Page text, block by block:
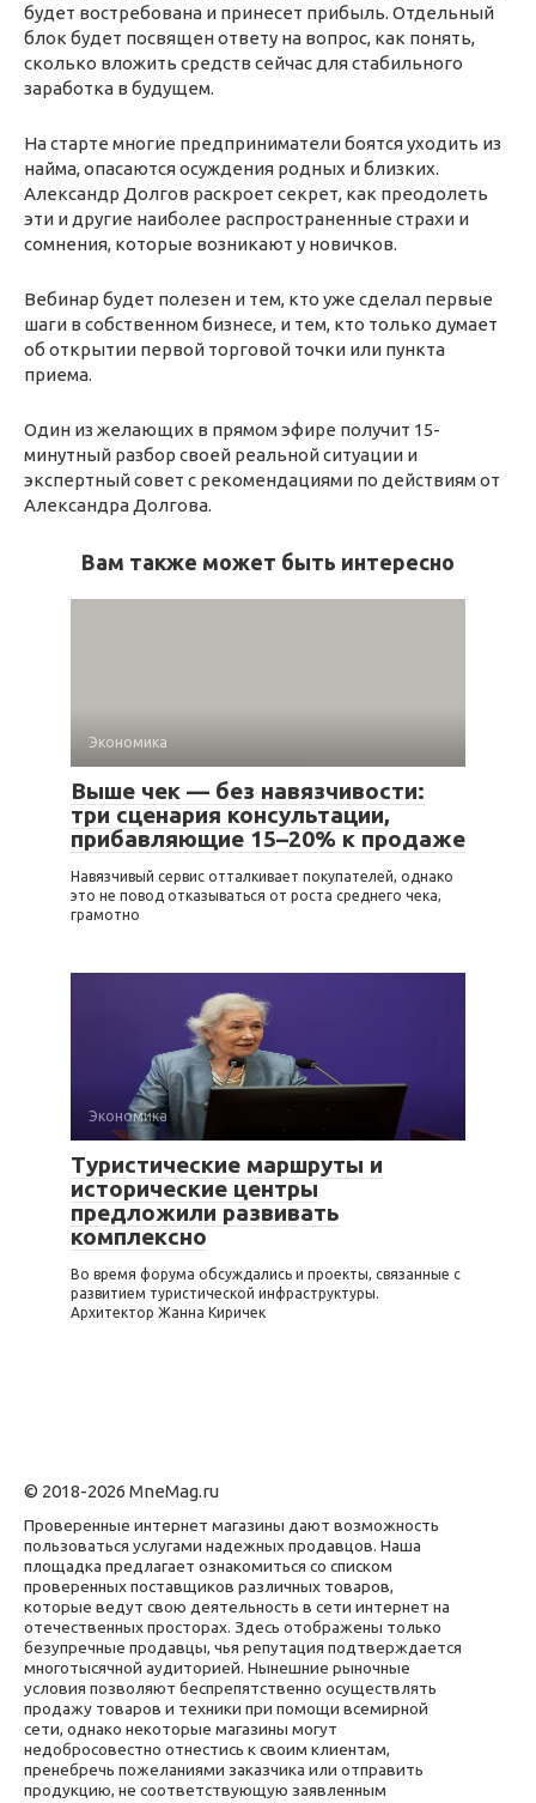
будет востребована и принесет прибыль. Отдельный
блок будет посвящен ответу на вопрос, как понять,
сколько вложить средств сейчас для стабильного
заработка в будущем.
На старте многие предприниматели боятся уходить из
найма, опасаются осуждения родных и близких.
Александр Долгов раскроет секрет, как преодолеть
эти и другие наиболее распространенные страхи и
сомнения, которые возникают у новичков.
Вебинар будет полезен и тем, кто уже сделал первые
шаги в собственном бизнесе, и тем, кто только думает
об открытии первой торговой точки или пункта
приема.
Один из желающих в прямом эфире получит 15-
минутный разбор своей реальной ситуации и
экспертный совет с рекомендациями по действиям от
Александра Долгова.
Вам также может быть интересно
Экономика
Выше чек — без навязчивости:
три сценария консультации,
прибавляющие 15–20% к продаже
Навязчивый сервис отталкивает покупателей, однако
это не повод отказываться от роста среднего чека,
грамотно
Экономика
Туристические маршруты и
исторические центры
предложили развивать
комплексно
Во время форума обсуждались и проекты, связанные с
развитием туристической инфраструктуры.
Архитектор Жанна Киричек
© 2018-2026 MneMag.ru
Проверенные интернет магазины дают возможность
пользоваться услугами надежных продавцов. Наша
площадка предлагает ознакомиться со списком
проверенных поставщиков различных товаров,
которые ведут свою деятельность в сети интернет на
отечественных просторах. Здесь отображены только
безупречные продавцы, чья репутация подтверждается
многотысячной аудиторией. Нынешние рыночные
условия позволяют беспрепятственно осуществлять
продажу товаров и техники при помощи всемирной
сети, однако некоторые магазины могут
недобросовестно отнестись к своим клиентам,
пренебречь пожеланиями заказчика или отправить
продукцию, не соответствующую заявленным